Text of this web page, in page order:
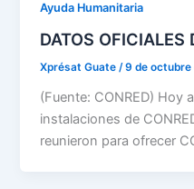
Ayuda Humanitaria
DATOS OFICIALES
Xprésat Guate/9 de octubre
(Fuente: CONRED) Hoy
instalaciones de
reunieron para ofrecer